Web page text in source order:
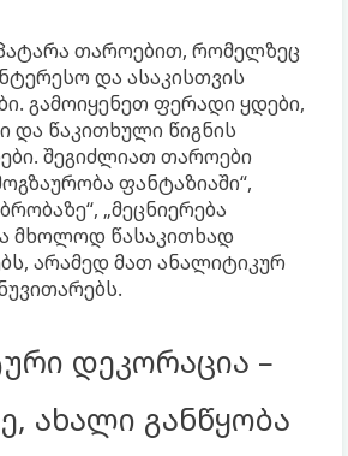
თაროებით, რომელზეც
და ასაკისთვის
გამოიყენეთ ფერადი ყდები,
და წაკითხული წიგნის
შეგიძლიათ თაროები
ფანტაზიაში“,
„მეცნიერება
მხოლოდ წასაკითხად
არამედ მათ ანალიტიკურ
დეკორაცია –
ახალი განწყობა